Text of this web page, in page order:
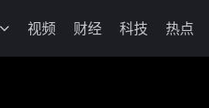
视频 财经 科技 热点